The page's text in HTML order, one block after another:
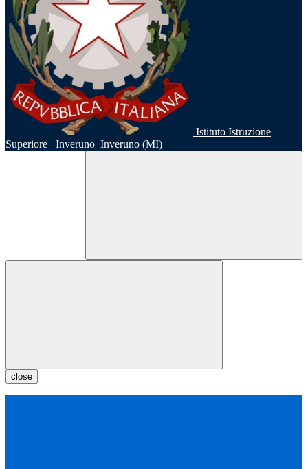
Istituto Istruzione
Superiore
Inveruno Inveruno (MI)
close